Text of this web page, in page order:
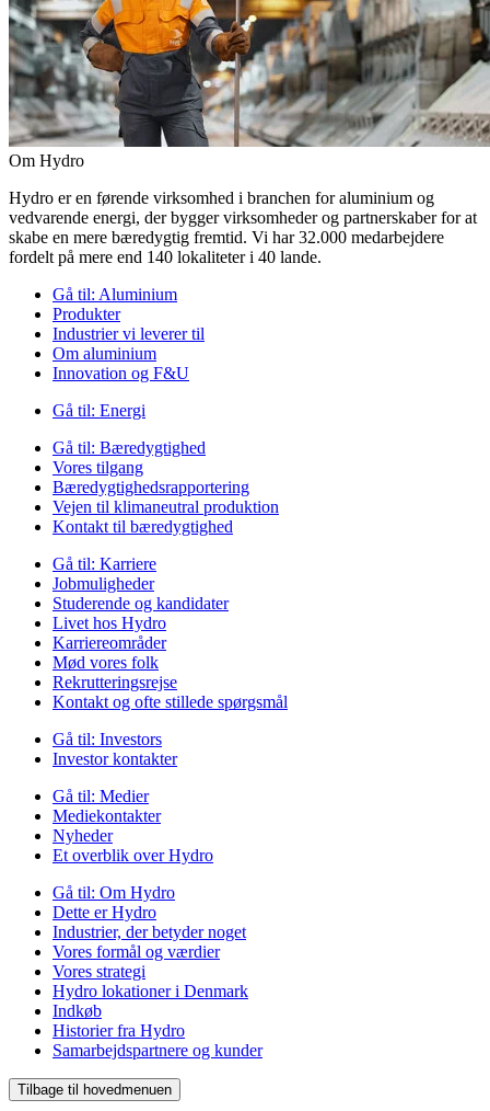
Om Hydro
Hydro er en førende virksomhed i branchen for aluminium og
vedvarende energi, der bygger virksomheder og partnerskaber for at
skabe en mere bæredygtig fremtid. Vi har 32.000 medarbejdere
fordelt på mere end 140 lokaliteter i 40 lande.
Gå til: Aluminium
Produkter
Industrier vi leverer til
Om aluminium
Innovation og F&U
Gå til: Energi
Gå til: Bæredygtighed
Vores tilgang
Bæredygtighedsrapportering
Vejen til klimaneutral produktion
Kontakt til bæredygtighed
Gå til: Karriere
Jobmuligheder
Studerende og kandidater
Livet hos Hydro
Karriereområder
Mød vores folk
Rekrutteringsrejse
Kontakt og ofte stillede spørgsmål
Gå til: Investors
Investor kontakter
Gå til: Medier
Mediekontakter
Nyheder
Et overblik over Hydro
Gå til: Om Hydro
Dette er Hydro
Industrier, der betyder noget
Vores formål og værdier
Vores strategi
Hydro lokationer i Denmark
Indkøb
Historier fra Hydro
Samarbejdspartnere og kunder
Tilbage til hovedmenuen